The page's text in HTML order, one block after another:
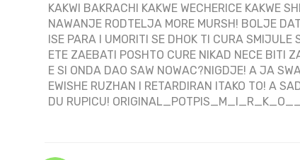
KAKWI BAKRACHI KAKWE WECHERICE KAKWE
NAWANJE RODTELJA MORE MURSH! BOLJE
ISE PARA I UMORITI SE DHOK TI CURA
ETE ZAEBATI POSHTO CURE NIKAD NECE BITI
E SI ONDA DAO SAW NOWAC?NIGDJE! A JA
EWISHE RUZHAN I RETARDIRAN ITAKO TO! A
DU RUPICU!